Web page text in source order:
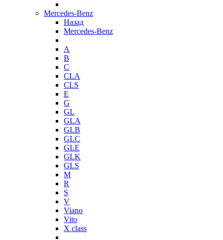
Mercedes-Benz
Назад
Mercedes-Benz
A
B
C
CLA
CLS
E
G
GL
GLA
GLB
GLC
GLE
GLK
GLS
M
R
S
V
Viano
Vito
X class